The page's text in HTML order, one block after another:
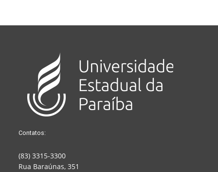
Contatos:
(83) 3315-3300
Rua Baraúnas, 351